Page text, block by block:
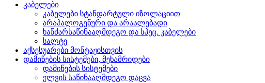
კაბელები
კაბელები სტანდარტული იზოლაციით
არაჰალოგენური და არაალებადი
ხანძარსაწინააღმდეგო და სპეც. კაბელები
სალტე
აქსესუარები მონტაჟისთვის
დამიწების სისტემები, მეხამრიდები
დამიწების სისტემები
ელვის საწინააღმდეგო დაცვა